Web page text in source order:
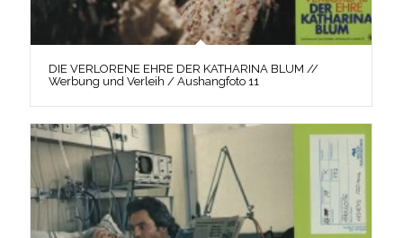
DIE VERLORENE EHRE DER KATHARINA BLUM //
Werbung und Verleih / Aushangfoto 11